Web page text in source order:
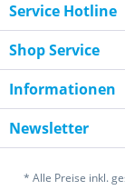
Service Hotline
Shop Service
Informationen
Newsletter
* Alle Preise inkl.